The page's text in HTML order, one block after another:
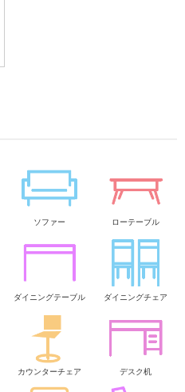
ソファー ローテーブル
ダイニングテーブル ダイニングチェア
カウンターチェア デスク机